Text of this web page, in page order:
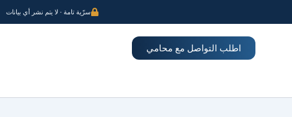
سرّية تامة · لا يتم نشر أي بيانات
اطلب التواصل مع محامي